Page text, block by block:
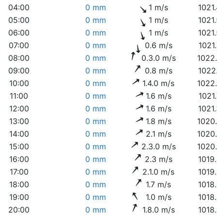
04:00
0 mm 1 m/s
05:00
0 mm 1 m/s
06:00
0 mm 1 m/s
07:00
0 mm 0.6 m/s
08:00
0 mm 0.3.0 m/s
09:00
0 mm 0.8 m/s
10:00
0 mm 1.4.0 m/s
11:00
0 mm 1.6 m/s
12:00
0 mm 1.6 m/s
13:00
0 mm 1.8 m/s
14:00
0 mm 2.1 m/s
15:00
0 mm 2.3.0 m/s
16:00
0 mm 2.3 m/s
17:00
0 mm 2.1.0 m/s
18:00
0 mm 1.7 m/s
19:00
0 mm 1.0 m/s
20:00
0 mm 1.8.0 m/s